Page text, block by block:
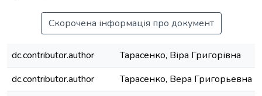
Скорочена інформація про документ
dc.contributor.author
Тарасенко, Віра Григорівна
dc.contributor.author
Тарасенко, Вера Григорьевна